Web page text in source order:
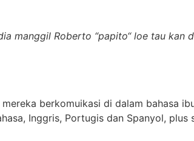
manggil Roberto “papito“ loe tau kan
berkomuikasi di dalam bahasa
Inggris, Portugis dan Spanyol, plus